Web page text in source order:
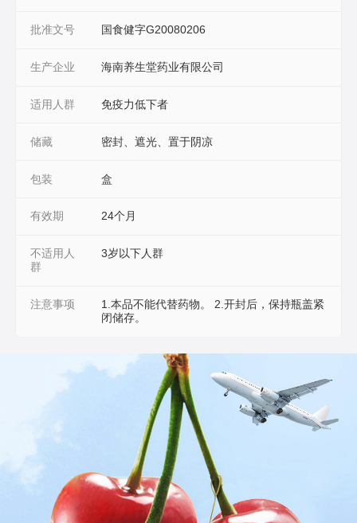
批准文号 国食健字G20080206
生产企业 海南养生堂药业有限公司
适用人群 免疫力低下者
储藏 密封、遮光、置于阴凉
包装 盒
有效期 24个月
不适用人
群
3岁以下人群
注意事项
1.本品不能代替药物。 2.开封后，保持瓶盖紧
闭储存。